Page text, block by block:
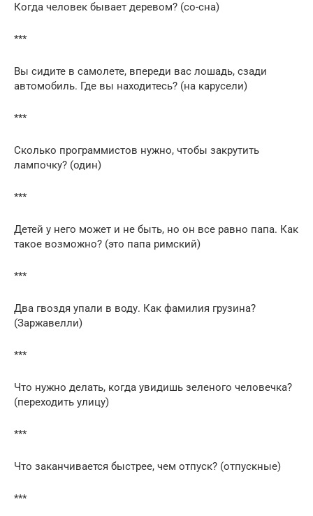
Когда человек бывает деревом? (со-сна)
***
Вы сидите в самолете, впереди вас лошадь, сзади
автомобиль. Где вы находитесь? (на карусели)
***
Сколько программистов нужно, чтобы закрутить
лампочку? (один)
***
Детей у него может и не быть, но он все равно папа. Как
такое возможно? (это папа римский)
***
Два гвоздя упали в воду. Как фамилия грузина?
(Заржавелли)
***
Что нужно делать, когда увидишь зеленого человечка?
(переходить улицу)
***
Что заканчивается быстрее, чем отпуск? (отпускные)
***